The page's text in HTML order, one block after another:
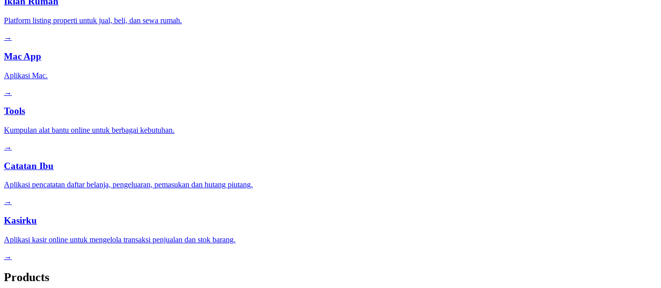
Platform listing properti untuk jual, beli, dan sewa rumah.
→
Mac App
Aplikasi Mac.
→
Tools
Kumpulan alat bantu online untuk berbagai kebutuhan.
→
Catatan Ibu
Aplikasi pencatatan daftar belanja, pengeluaran, pemasukan dan hutang piutang.
→
Kasirku
Aplikasi kasir online untuk mengelola transaksi penjualan dan stok barang.
→
Products